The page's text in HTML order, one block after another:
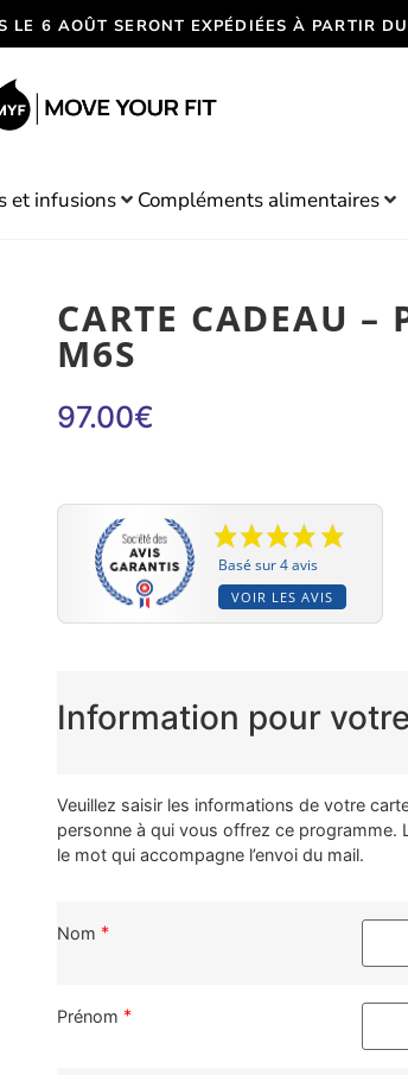
LE 6 AOÛT SERONT EXPÉDIÉES À PARTIR
et infusions Compléments alimentaires
CARTE CADEAU –
M6S
97.00€
Basé sur 4 avis
VOIR LES AVIS
Information pour
Veuillez saisir les informations de votre
personne à qui vous offrez ce programme.
le mot qui accompagne l’envoi du mail.
Nom *
Prénom *